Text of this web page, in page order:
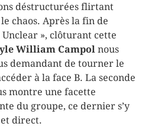
déstructurées flirtant
chaos. Après la fin de
Unclear », clôturant cette
William Campol nous
demandant de tourner le
à la face B. La seconde
montre une facette
du groupe, ce dernier s’y
direct.